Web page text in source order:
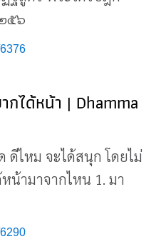
๕๖
ได้หน้า | Dhamma
ดีไหม จะได้สนุก โดยไม่
น้ามาจากไหน 1. มา